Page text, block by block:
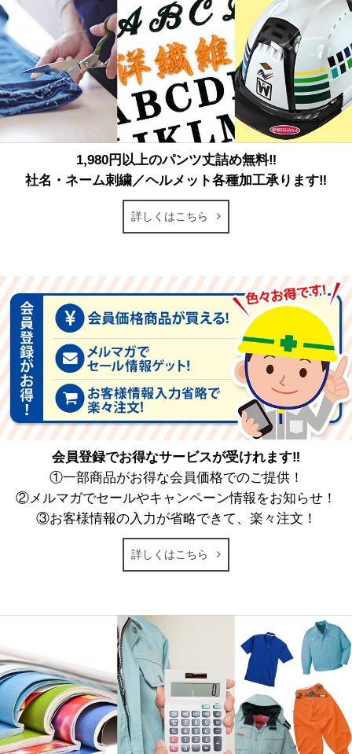
1,980円以上のパンツ丈詰め無料‼
社名・ネーム刺繍／ヘルメット各種加工承ります‼
詳しくはこちら
会員登録でお得なサービスが受けれます‼
①一部商品がお得な会員価格でのご提供！
②メルマガでセールやキャンペーン情報をお知らせ！
③お客様情報の入力が省略できて、楽々注文！
詳しくはこちら